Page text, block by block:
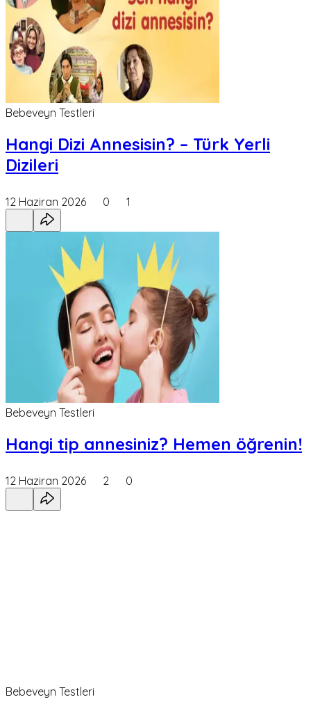
Bebeveyn Testleri
Hangi Dizi Annesisin? – Türk Yerli
Dizileri
12 Haziran 2026 0 1
Bebeveyn Testleri
Hangi tip annesiniz? Hemen öğrenin!
12 Haziran 2026 2 0
Bebeveyn Testleri